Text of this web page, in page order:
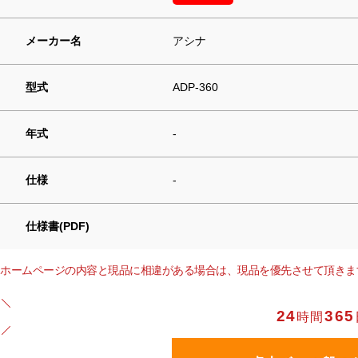
メーカー名 アシナ
型式 ADP-360
年式 -
仕様 -
仕様書(PDF)
ホームページの内容と現品に相違がある場合は、現品を優先させて頂きま
24時間365